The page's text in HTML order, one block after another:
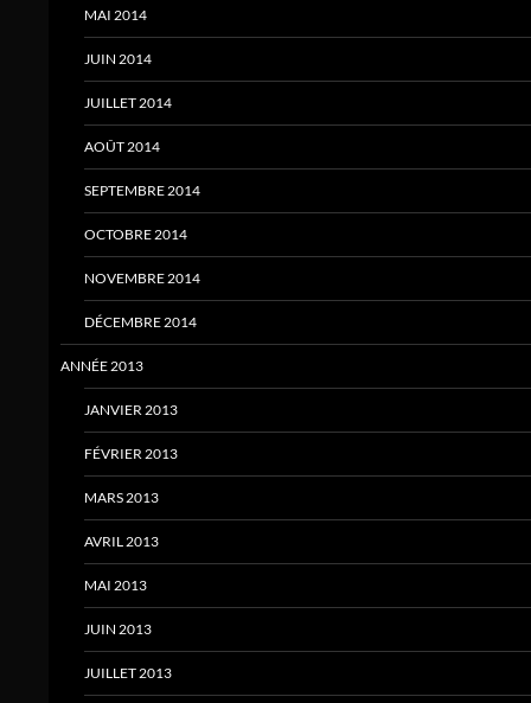
MAI 2014
JUIN 2014
JUILLET 2014
AOÛT 2014
SEPTEMBRE 2014
OCTOBRE 2014
NOVEMBRE 2014
DÉCEMBRE 2014
ANNÉE 2013
JANVIER 2013
FÉVRIER 2013
MARS 2013
AVRIL 2013
MAI 2013
JUIN 2013
JUILLET 2013